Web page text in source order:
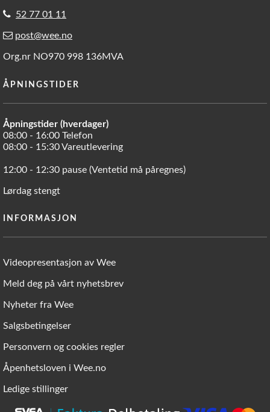
52 77 01 11
post@wee.no
Org.nr NO970 998 136MVA
ÅPNINGSTIDER
Åpningstider (hverdager)
08:00 - 16:00 Telefon
08:00 - 15:30 Vareutlevering
12:00 - 12:30 pause (Ventetid må påregnes)
Lørdag stengt
INFORMASJON
Videopresentasjon av Wee
Meld deg på vårt nyhetsbrev
Nyheter fra Wee
Salgsbetingelser
Personvern og cookies regler
Åpenhetsloven i Wee.no
Ledige stillinger